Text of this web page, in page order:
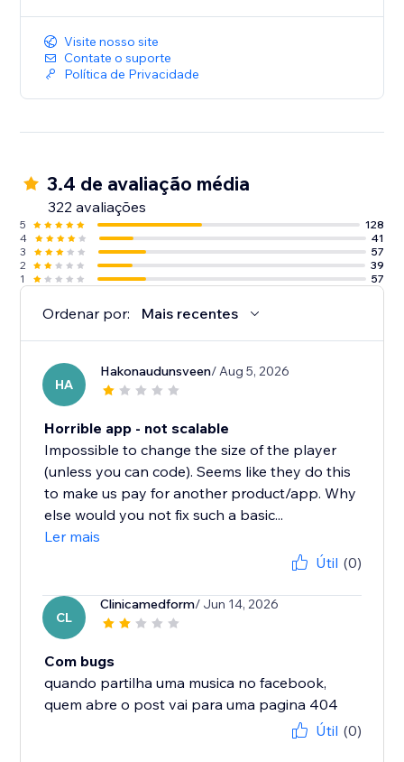
Visite nosso site
Contate o suporte
Política de Privacidade
3.4 de avaliação média
322 avaliações
5
128
4
41
3
57
2
39
1
57
Ordenar por: Mais recentes
HA
Hakonaudunsveen/ Aug 5, 2026
Horrible app - not scalable
Impossible to change the size of the player
(unless you can code). Seems like they do this
to make us pay for another product/app. Why
else would you not fix such a basic...
Ler mais
Útil (0)
CL
Clinicamedform/ Jun 14, 2026
Com bugs
quando partilha uma musica no facebook,
quem abre o post vai para uma pagina 404
Útil (0)